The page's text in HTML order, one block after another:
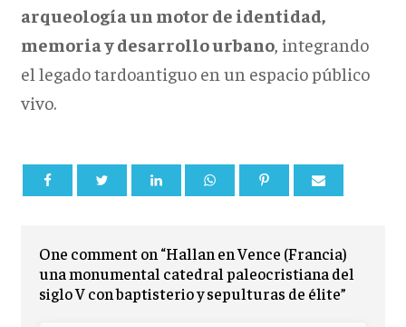
arqueología un motor de identidad,
memoria y desarrollo urbano, integrando
el legado tardoantiguo en un espacio público
vivo.
One comment on “Hallan en Vence (Francia)
una monumental catedral paleocristiana del
siglo V con baptisterio y sepulturas de élite”